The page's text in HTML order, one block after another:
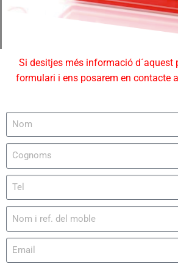
Si desitjes més informació d´aquest
formulari i ens posarem en contacte